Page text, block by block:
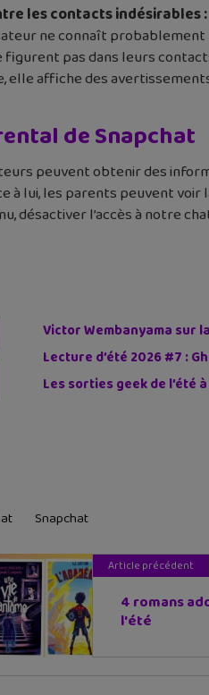
les contacts indésirables :
ne connaît probablement
figurent pas dans leurs
elle affiche des
de Snapchat
peuvent obtenir des
à lui, les parents peuvent
désactiver l’accès à notre
Victor Wembanyama sur
Lecture d’été 2026 #7 :
Les sorties geek de l’été
Snapchat
Article précédent
4 romans
l'été